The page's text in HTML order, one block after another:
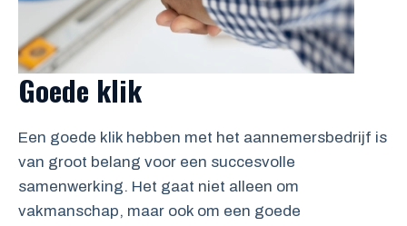
Goede klik
Een goede klik hebben met het aannemersbedrijf is
van groot belang voor een succesvolle
samenwerking. Het gaat niet alleen om
vakmanschap, maar ook om een goede